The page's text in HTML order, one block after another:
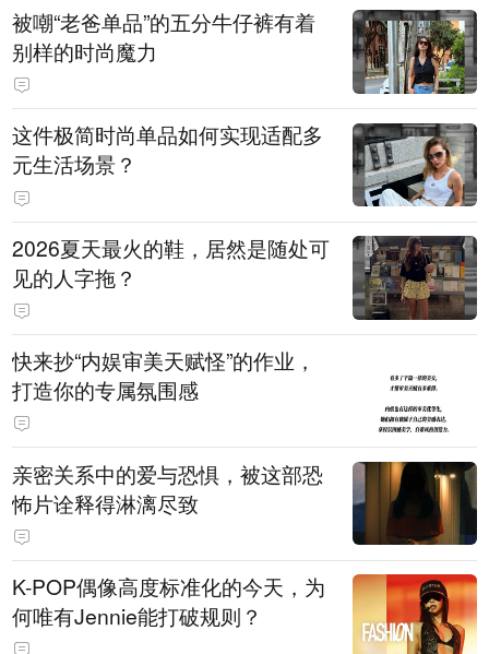
被嘲“老爸单品”的五分牛仔裤有着
别样的时尚魔力
这件极简时尚单品如何实现适配多
元生活场景？
2026夏天最火的鞋，居然是随处可
见的人字拖？
快来抄“内娱审美天赋怪”的作业，
打造你的专属氛围感
亲密关系中的爱与恐惧，被这部恐
怖片诠释得淋漓尽致
K-POP偶像高度标准化的今天，为
何唯有Jennie能打破规则？